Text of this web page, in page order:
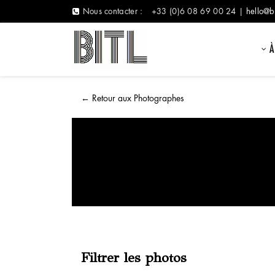
Nous contacter : +33 (0)6 08 69 00 24 |
← Retour aux Photographes
Filtrer les photos